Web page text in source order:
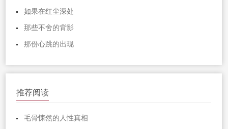
如果在红尘深处
那些不舍的背影
那份心跳的出现
推荐阅读
毛骨悚然的人性真相